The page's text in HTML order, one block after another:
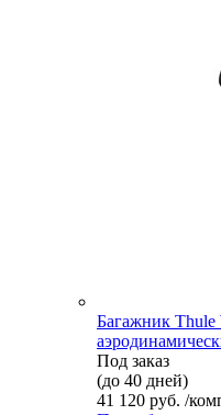
Багажник Thule
Под заказ
(до 40 дней)
41 120 руб. /